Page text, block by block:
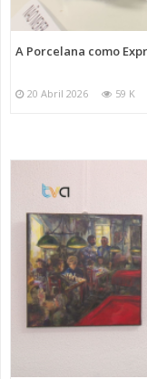
A Porcelana como
20 Abril 2026 59 K